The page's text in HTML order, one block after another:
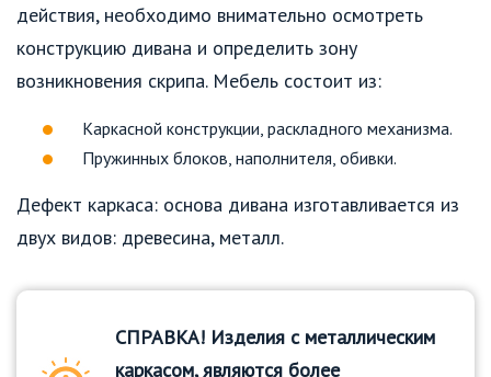
действия, необходимо внимательно осмотреть
конструкцию дивана и определить зону
возникновения скрипа. Мебель состоит из:
Каркасной конструкции, раскладного механизма.
Пружинных блоков, наполнителя, обивки.
Дефект каркаса: основа дивана изготавливается из
двух видов: древесина, металл.
СПРАВКА! Изделия с металлическим
каркасом, являются более